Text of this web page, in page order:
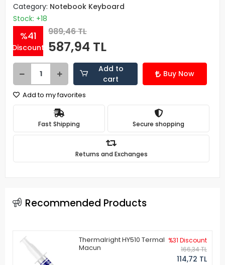
Category: Notebook Keyboard
Stock: +18
%41
Discount
989,46 TL
587,94 TL
Add to
cart
Buy Now
Add to my favorites
Fast Shipping Secure shopping
Returns and Exchanges
Recommended Products
Thermalright HY510 Termal
Macun
%31 Discount
166,34 TL
114,72 TL